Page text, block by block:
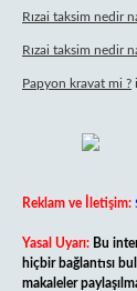
Rızai taksim nedir
Rızai taksim nedir
Papyon kravat mi ?
Reklam ve İletişim:
Yasal Uyarı: Bu
hiçbir bağlantısı
makaleler